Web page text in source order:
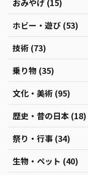
ホビー・遊び (53)
技術 (73)
乗り物 (35)
文化・美術 (95)
歴史・昔の日本 (18)
祭り・行事 (34)
生物・ペット (40)